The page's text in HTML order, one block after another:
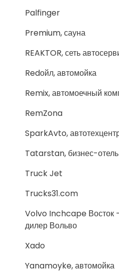
Palfinger
Premium, сауна
REAKTOR, сеть
Redойл, автомойка
Remix, автомоечный
RemZona
SparkAvto,
Tatarstan, бизнес-отель
Truck Jet
Trucks31.com
Volvo Inchcape Восток
дилер Вольво
Xado
Yanamoyke, автомойка